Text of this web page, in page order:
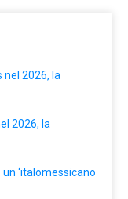
nel 2026, la
2026, la
‘italomessicano